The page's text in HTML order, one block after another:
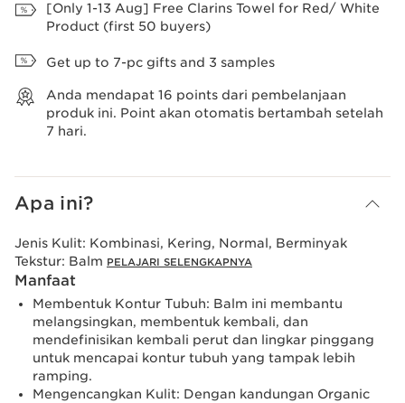
[Only 1-13 Aug] Free Clarins Towel for Red/ White
Product (first 50 buyers)
Get up to 7-pc gifts and 3 samples
Anda mendapat 16 points dari pembelanjaan
produk ini. Point akan otomatis bertambah setelah
7 hari.
Apa ini?
Jenis Kulit: Kombinasi, Kering, Normal, Berminyak
Tekstur: Balm PELAJARI SELENGKAPNYA
Manfaat
Membentuk Kontur Tubuh: Balm ini membantu
melangsingkan, membentuk kembali, dan
mendefinisikan kembali perut dan lingkar pinggang
untuk mencapai kontur tubuh yang tampak lebih
ramping.
Mengencangkan Kulit: Dengan kandungan Organic